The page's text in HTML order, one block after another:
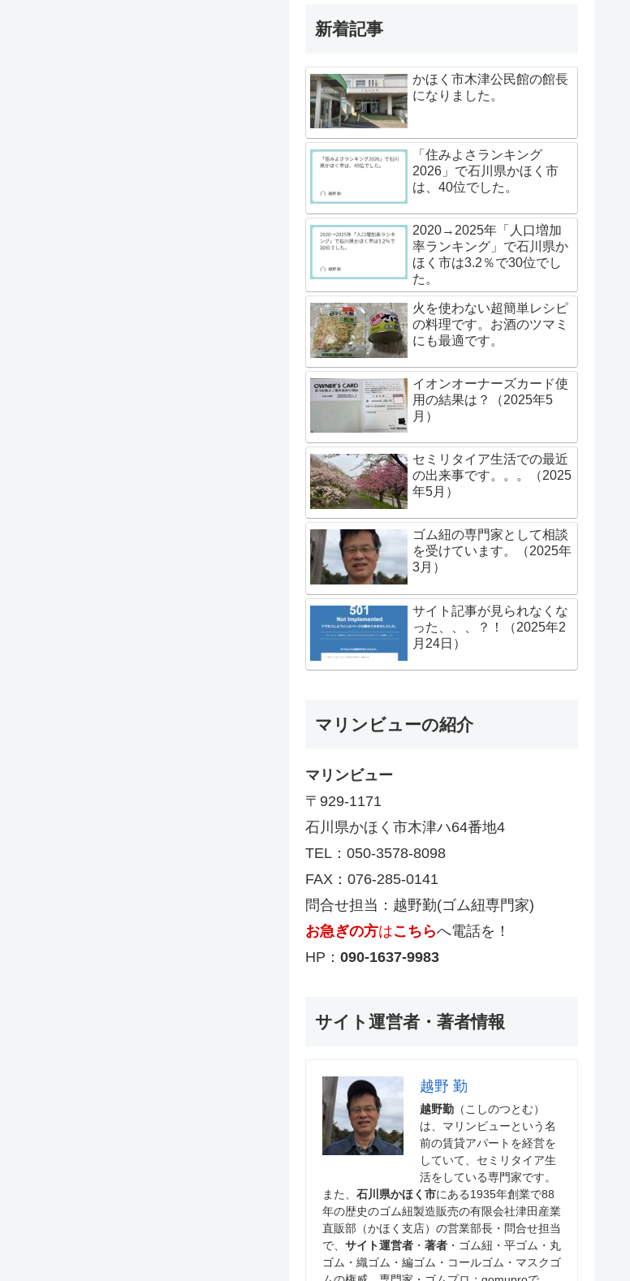
新着記事
かほく市木津公民館の館長
になりました。
「住みよさランキング
2026」で石川県かほく市
は、40位でした。
2020→2025年「人口増加
率ランキング」で石川県か
ほく市は3.2％で30位でし
た。
火を使わない超簡単レシピ
の料理です。お酒のツマミ
にも最適です。
イオンオーナーズカード使
用の結果は？（2025年5
月）
セミリタイア生活での最近
の出来事です。。。（2025
年5月）
ゴム紐の専門家として相談
を受けています。（2025年
3月）
サイト記事が見られなくな
った、、、？！（2025年2
月24日）
マリンビューの紹介
マリンビュー
〒929-1171
石川県かほく市木津ハ64番地4
TEL：050-3578-8098
FAX：076-285-0141
問合せ担当：越野勤(ゴム紐専門家)
お急ぎの方はこちらへ電話を！
HP： 090-1637-9983
サイト運営者・著者情報
越野 勤
越野勤 （こしのつとむ）
は、マリンビューという名
前の賃貸アパートを経営を
していて、セミリタイア生
活をしている専門家です。
また、 石川県かほく市にある1935年創業で88
年の歴史のゴム紐製造販売の有限会社津田産業
直販部（かほく支店）の営業部長・問合せ担当
で、 サイト運営者 ・ 著者 ・ゴム紐・平ゴム・丸
ゴム・織ゴム・編ゴム・コールゴム・マスクゴ